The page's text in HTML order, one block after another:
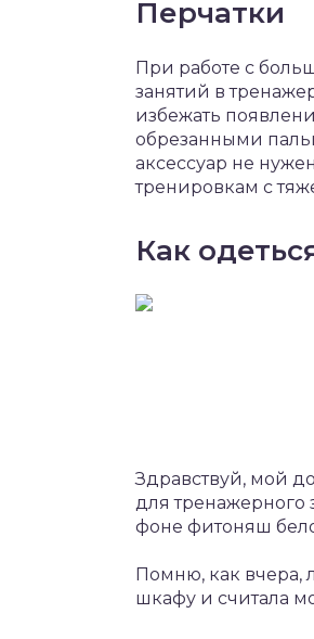
Перчатки
При работе с
занятий в
избежать
обрезанными
аксессуар не
тренировкам с
Как
Здравствуй, мой
для тренажерного
фоне фитоняш
Помню, как вчера,
шкафу и считала